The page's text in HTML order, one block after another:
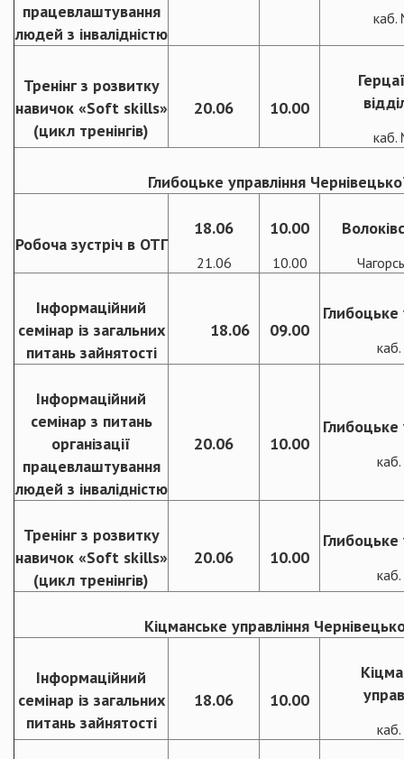
працевлаштування
людей з інвалідністю
Тренінг з розвитку
навичок «Soft skills»
(цикл тренінгів)
20.06 10.00
Глибоцьке управління
Робоча зустріч в ОТГ
18.06
21.06
10.00
10.00
Інформаційний
семінар із загальних
питань зайнятості
18.06 09.00
Глибоцьке
Інформаційний
семінар з питань
організації
працевлаштування
людей з інвалідністю
20.06 10.00
Глибоцьке
Тренінг з розвитку
навичок «Soft skills»
(цикл тренінгів)
20.06 10.00
Глибоцьке
Кіцманське управління
Інформаційний
семінар із загальних
питань зайнятості
18.06 10.00